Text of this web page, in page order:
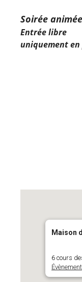
Soirée
Entrée libre
uniquement en
Maison
6 cours
Évènement